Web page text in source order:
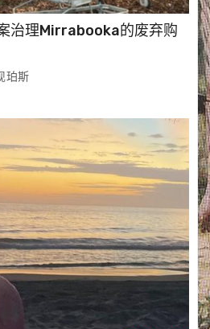
治理Mirrabooka的废弃购
珀斯